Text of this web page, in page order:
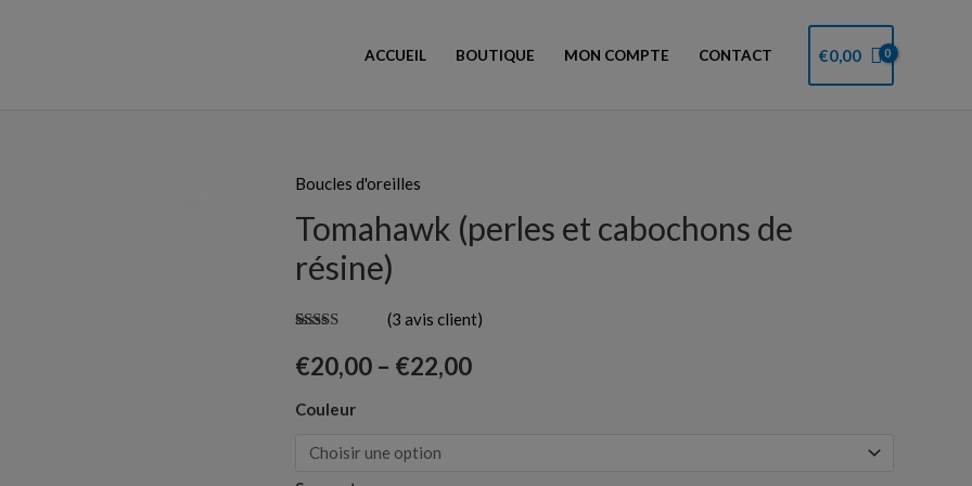
ACCUEIL BOUTIQUE MON COMPTE CONTACT €0,00
Boucles d'oreilles
Tomahawk (perles et cabochons de
résine)
sur 5 basé
surnotations
(3 avis client)
€20,00 – €22,00
Couleur
quantité
de
Tomahawk
(perles
de